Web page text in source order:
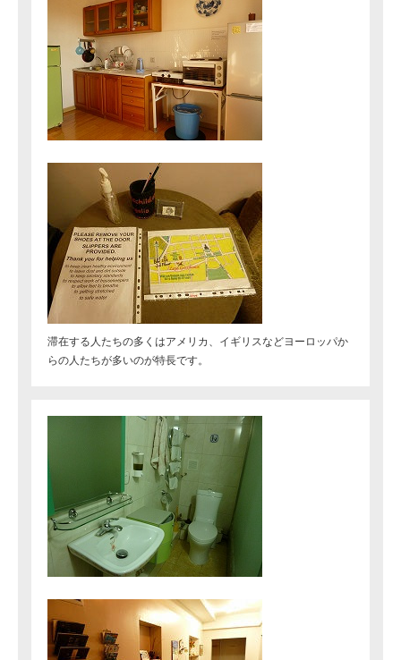
滞在する人たちの多くはアメリカ、イギリスなどヨーロッパか
らの人たちが多いのが特長です。